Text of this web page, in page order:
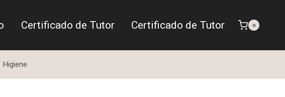
Certificado de Tutor Certificado de Tutor 0
Higiene